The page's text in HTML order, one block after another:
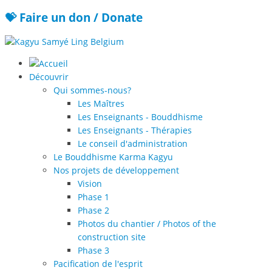
💝 Faire un don / Donate
Découvrir
Qui sommes-nous?
Les Maîtres
Les Enseignants - Bouddhisme
Les Enseignants - Thérapies
Le conseil d'administration
Le Bouddhisme Karma Kagyu
Nos projets de développement
Vision
Phase 1
Phase 2
Photos du chantier / Photos of the
construction site
Phase 3
Pacification de l'esprit